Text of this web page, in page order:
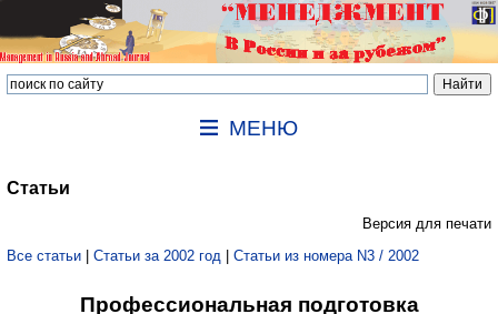
МЕНЮ
Статьи
Версия для печати
Все статьи | Статьи за 2002 год | Статьи из номера N3 / 2002
Профессиональная подготовка